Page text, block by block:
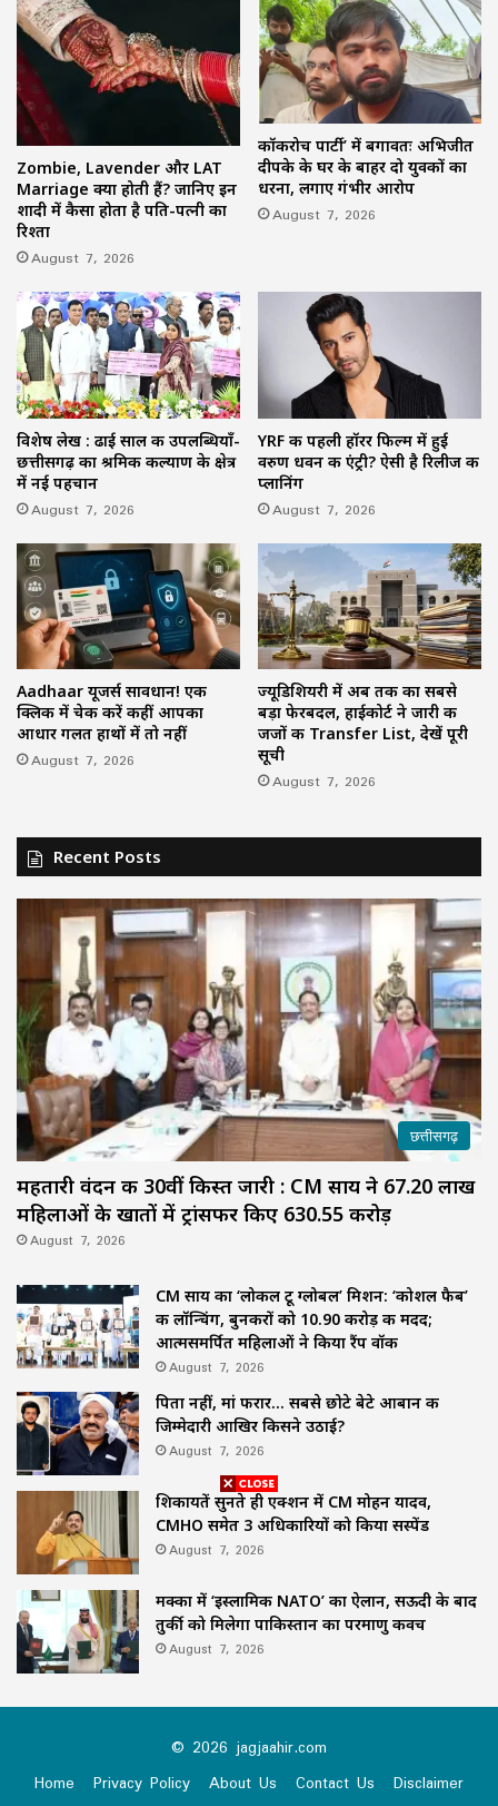
Zombie, Lavender और LAT
Marriage क्या होती हैं? जानिए इन
शादी में कैसा होता है पति-पत्नी का
रिश्ता
August 7, 2026
कॉकरोच पार्टी’ में बगावतः अभिजीत
दीपके के घर के बाहर दो युवकों का
धरना, लगाए गंभीर आरोप
August 7, 2026
विशेष लेख : ढाई साल की उपलब्धियाँ-
छत्तीसगढ़ का श्रमिक कल्याण के क्षेत्र
में नई पहचान
August 7, 2026
YRF की पहली हॉरर फिल्म में हुई
वरुण धवन की एंट्री? ऐसी है रिलीज की
प्लानिंग
August 7, 2026
Aadhaar यूजर्स सावधान! एक
क्लिक में चेक करें कहीं आपका
आधार गलत हाथों में तो नहीं
August 7, 2026
ज्यूडिशियरी में अब तक का सबसे
बड़ा फेरबदल, हाईकोर्ट ने जारी की
जजों की Transfer List, देखें पूरी
सूची
August 7, 2026
Recent Posts
छत्तीसगढ़
महतारी वंदन की 30वीं किस्त जारी : CM साय ने 67.20 लाख
महिलाओं के खातों में ट्रांसफर किए ₹630.55 करोड़
August 7, 2026
CM साय का ‘लोकल टू ग्लोबल’ मिशन: ‘कोशल फैब’
की लॉन्चिंग, बुनकरों को 10.90 करोड़ की मदद;
आत्मसमर्पित महिलाओं ने किया रैंप वॉक
August 7, 2026
पिता नहीं, मां फरार… सबसे छोटे बेटे आबान की
जिम्मेदारी आखिर किसने उठाई?
August 7, 2026
शिकायतें सुनते ही एक्शन में CM मोहन यादव,
CMHO समेत 3 अधिकारियों को किया सस्पेंड
August 7, 2026
मक्का में ‘इस्लामिक NATO’ का ऐलान, सऊदी के बाद
तुर्की को मिलेगा पाकिस्तान का परमाणु कवच
August 7, 2026
© 2026 jagjaahir.com
Home
Privacy Policy About Us Contact Us
Disclaimer